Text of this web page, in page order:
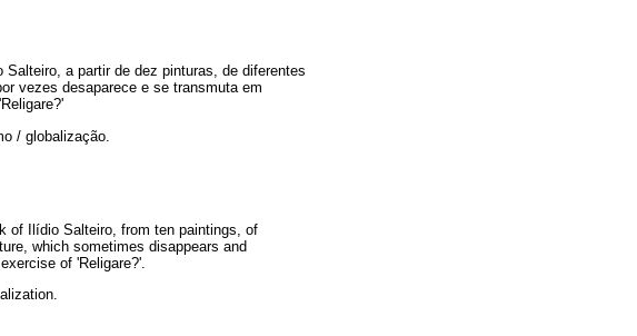
a partir de dez pinturas, de diferentes
vezes desaparece e se transmuta em
/ globalização.
of Ilídio Salteiro, from ten paintings, of
which sometimes disappears and
of 'Religare?'.